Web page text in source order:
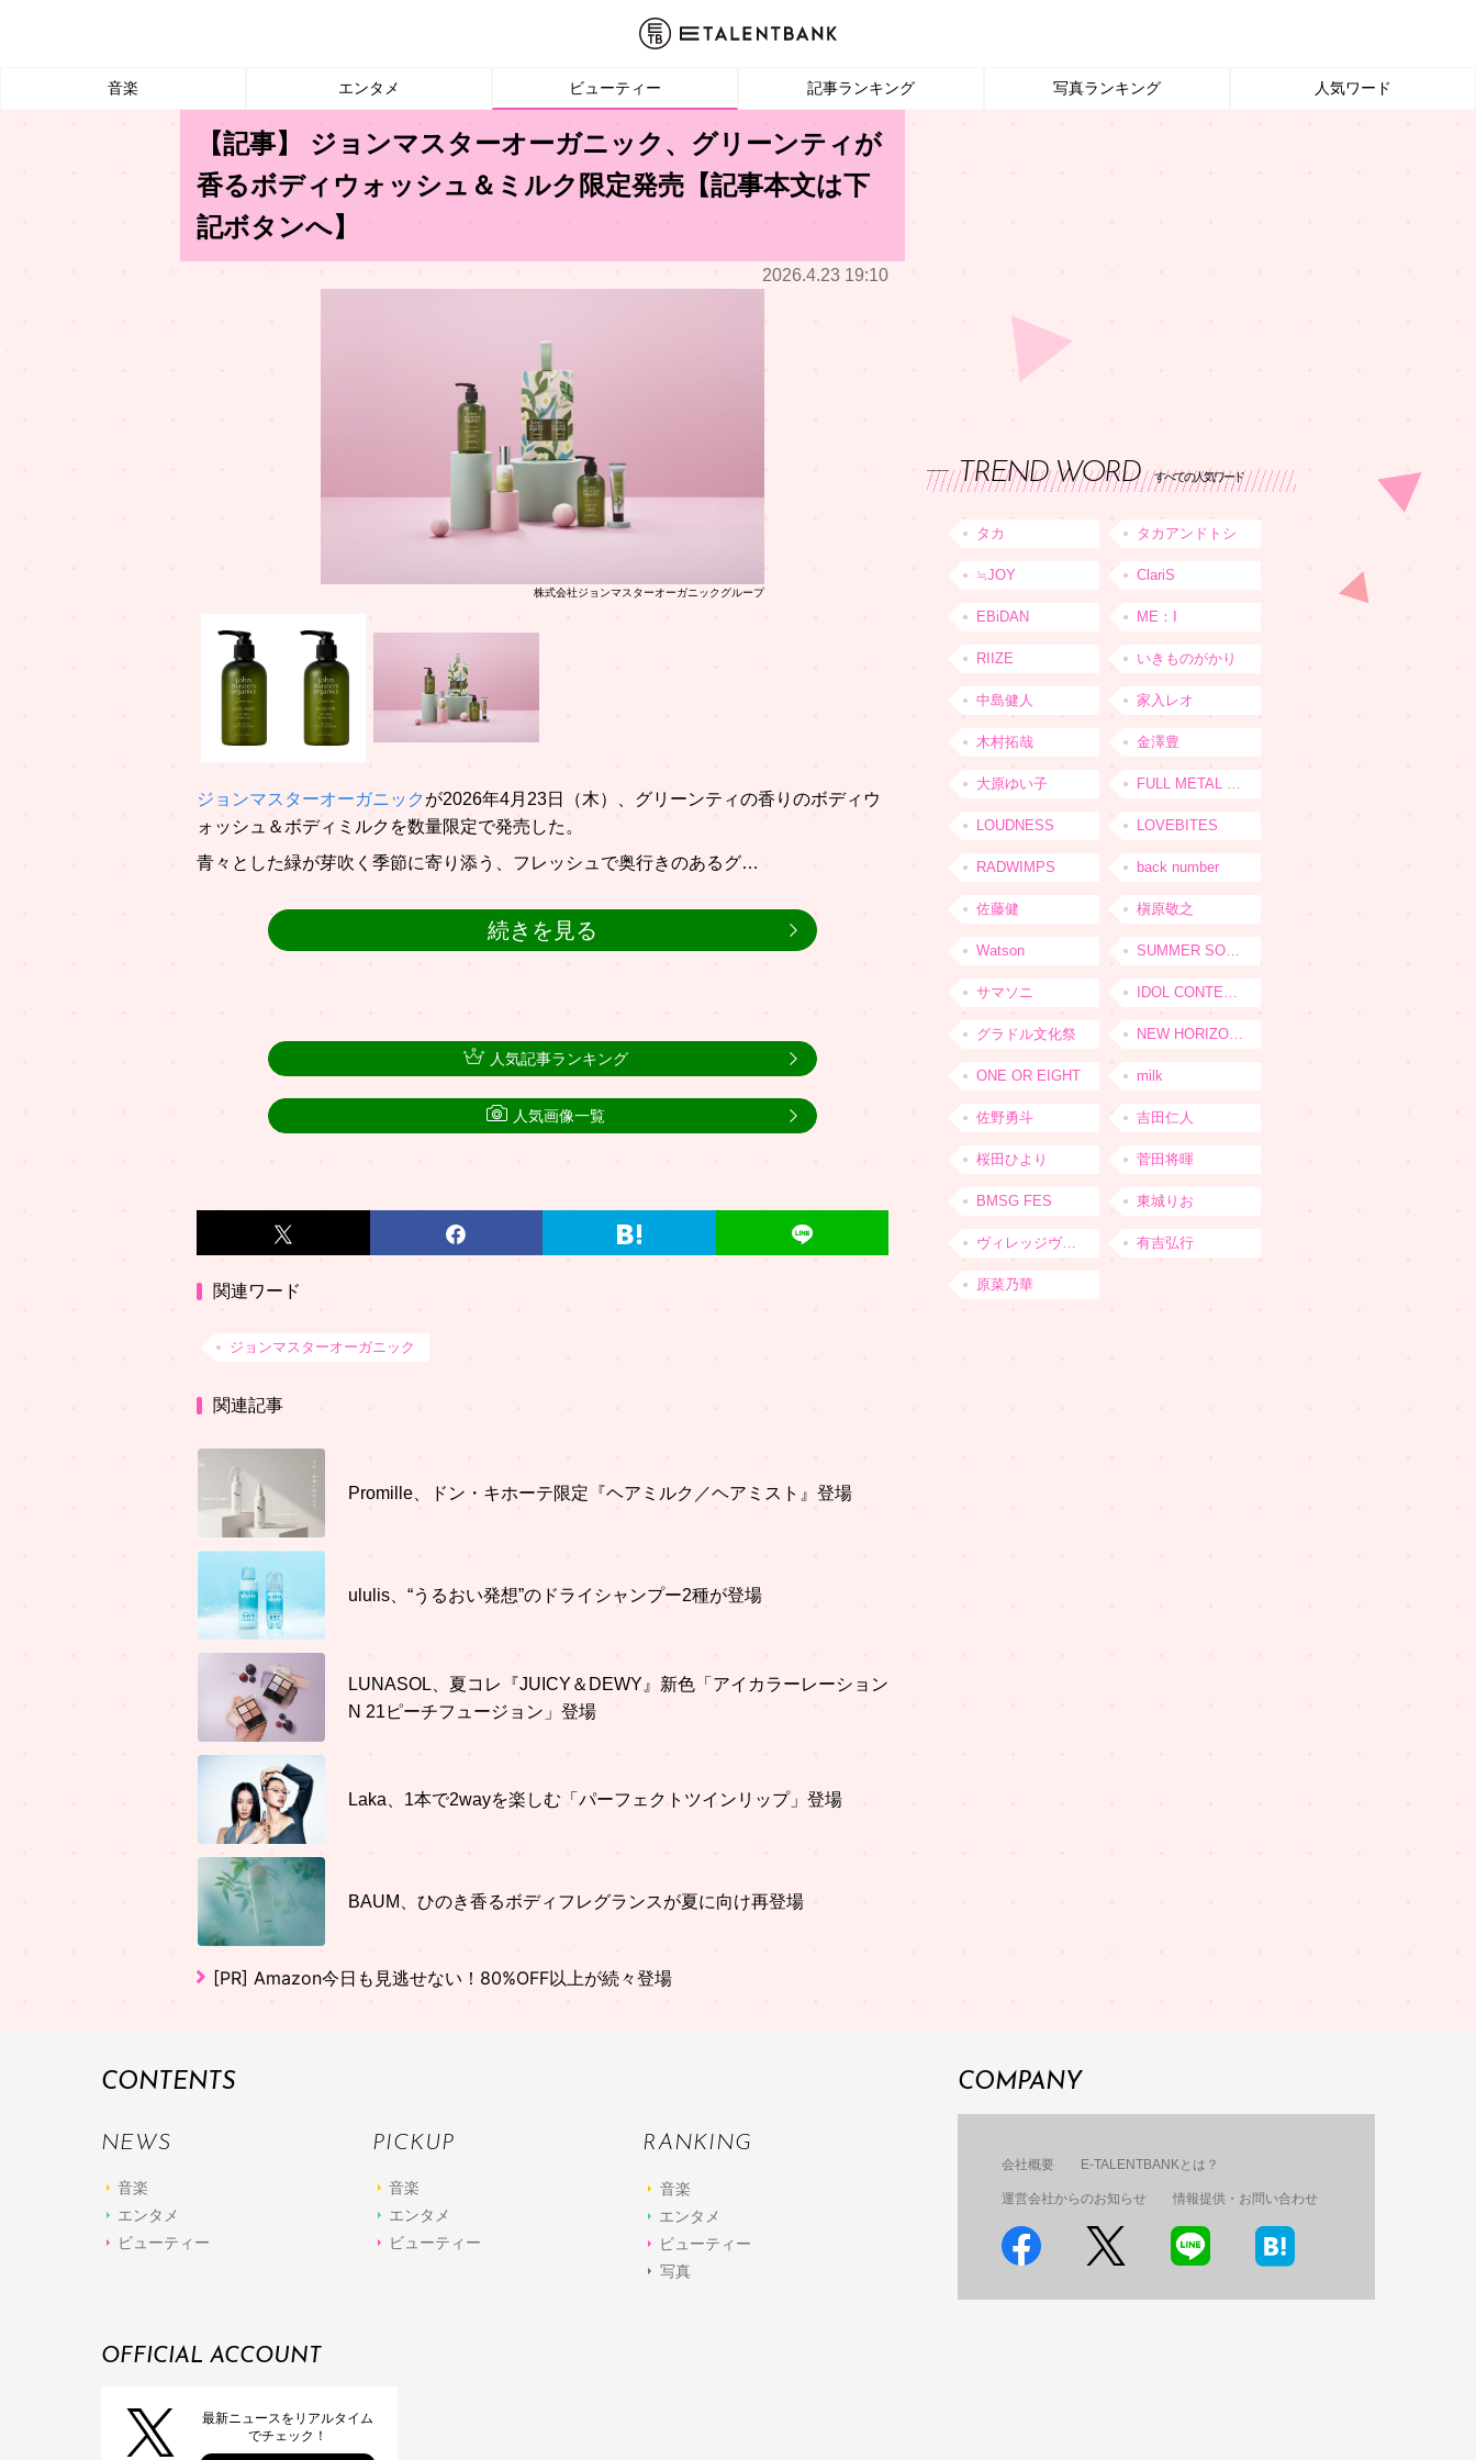
音楽 エンタメ ビューティー 記事ランキング 写真ランキング 人気ワード
【記事】 ジョンマスターオーガニック、グリーンティが
香るボディウォッシュ＆ミルク限定発売【記事本文は下
記ボタンへ】
2026.4.23 19:10
株式会社ジョンマスターオーガニックグループ
ジョンマスターオーガニック が2026年4月23日（木）、グリーンティの香りのボディウ
ォッシュ＆ボディミルクを数量限定で発売した。
青々とした緑が芽吹く季節に寄り添う、フレッシュで奥行きのあるグ…
続きを見る
関連ワード
ジョンマスターオーガニック
関連記事
Promille、ドン・キホーテ限定『ヘアミルク／ヘアミスト』登場
ululis、“うるおい発想”のドライシャンプー2種が登場
LUNASOL、夏コレ『JUICY＆DEWY』新色「アイカラーレーション
N 21ピーチフュージョン」登場
Laka、1本で2wayを楽しむ「パーフェクトツインリップ」登場
BAUM、ひのき香るボディフレグランスが夏に向け再登場
[PR] Amazon今日も見逃せない！80%OFF以上が続々登場
人気記事ランキング
人気画像一覧
TREND WORD すべての人気ワード
タカ タカアンドトシ
≒JOY ClariS
EBiDAN ME：I
RIIZE いきものがかり
中島健人 家入レオ
木村拓哉 金澤豊
大原ゆい子 FULL METAL JAPAN 2026
LOUDNESS LOVEBITES
RADWIMPS back number
佐藤健 槇原敬之
Watson SUMMER SONIC
サマソニ IDOL CONTENT EXPO
グラドル文化祭 NEW HORIZON FEST
ONE OR EIGHT milk
佐野勇斗 吉田仁人
桜田ひより 菅田将暉
BMSG FES 東城りお
ヴィレッジヴァンガード 有吉弘行
原菜乃華
CONTENTS
NEWS
音楽
エンタメ
ビューティー
PICKUP
音楽
エンタメ
ビューティー
RANKING
音楽
エンタメ
ビューティー
写真
COMPANY
会社概要 E-TALENTBANKとは？
運営会社からのお知らせ 情報提供・お問い合わせ
OFFICIAL ACCOUNT
最新ニュースをリアルタイム
でチェック！